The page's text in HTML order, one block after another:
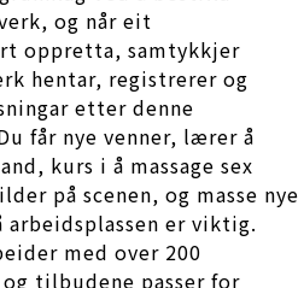
og når eit
oppretta, samtykkjer
hentar, registrerer og
etter denne
får nye venner, lærer å
kurs i å massage sex
på scenen, og masse nye
er viktig.
med over 200
tilbudene passer for